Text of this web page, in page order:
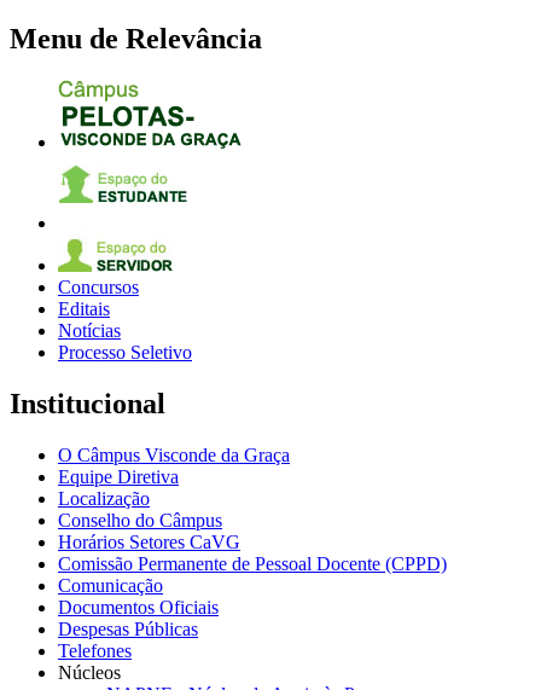
Menu de Relevância
Concursos
Editais
Notícias
Processo Seletivo
Institucional
O Câmpus Visconde da Graça
Equipe Diretiva
Localização
Conselho do Câmpus
Horários Setores CaVG
Comissão Permanente de Pessoal Docente (CPPD)
Comunicação
Documentos Oficiais
Despesas Públicas
Telefones
Núcleos